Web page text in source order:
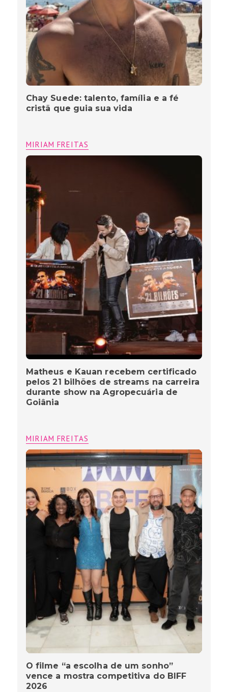
Chay Suede: talento, família e a fé
cristã que guia sua vida
MIRIAM FREITAS
Matheus e Kauan recebem certificado
pelos 21 bilhões de streams na carreira
durante show na Agropecuária de
Goiânia
MIRIAM FREITAS
O filme “a escolha de um sonho”
vence a mostra competitiva do BIFF
2026